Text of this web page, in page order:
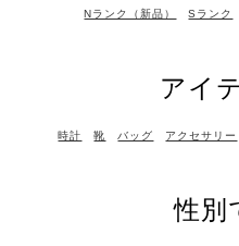
Nランク（新品） Sランク
アイ
時計 靴 バッグ アクセサリー
性別